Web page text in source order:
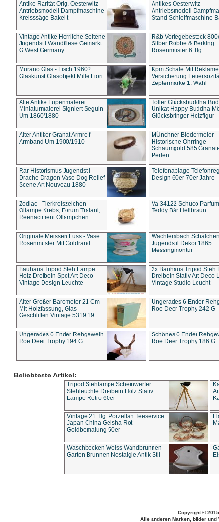
Antike Rarität Orig. Oesterwitz
Antriebsmodell Dampfmaschine
Kreisssäge Bakelit
Antikes Oesterwitz
Antriebsmodell
Stand Schleifmaschine
Vintage Antike Herrliche Seltene
Jugendstil Wandfliese Gemarkt
G West Germany
R&b Vorlegebesteck
Silber Robbe & Berking
Rosenmuster 6 Tlg.
Murano Glas - Fisch 1960?
Glaskunst Glasobjekt Mille Fiori
Kpm Schale Mit Reklame
Versicherung
Zeptermarke 1. Wahl
Alte Antike Lupenmalerei
Miniaturmalerei Signiert Seguin
Um 1860/1880
Toller Glücksbuddha
Unikat Happy Buddha
Glücksbringer Holzfigur
Alter Antiker Granat Armreif
Armband Um 1900/1910
MÜnchner Biedermeier
Historische Ohrringe
Schaumgold 585
Perlen
Rar Historismus Jugendstil
Drache Dragon Vase Dog Relief
Scene Art Nouveau 1880
Telefonablage
Design 60er 70er Jahre
Zodiac - Tierkreiszeichen
Öllampe Krebs, Forum Traiani,
Reenactment Öllämpchen
Va 34122 Schuco
Teddy Bär Hellbraun
Originale Meissen Fuss - Vase
Rosenmuster Mit Goldrand
Wächtersbach Schälchen
Jugendstil Dekor 1865
Messingmontur
Bauhaus Tripod Steh Lampe
Holz Dreibein Spot Art Deco
Vintage Design Leuchte
2x Bauhaus Tripod Steh
Dreibein Stativ Art Deco
Vintage Studio Leucht
Alter Großer Barometer 21 Cm
Mit Holzfassung, Glas
Geschliffen Vintage 5319 19
Ungerades 6 Ender
Roe Deer Trophy 242 G
Ungerades 6 Ender Rehgeweih
Roe Deer Trophy 194 G
Schönes 6 Ender
Roe Deer Trophy 186 G
Beliebteste Artikel:
Tripod Stehlampe Scheinwerfer
Stehleuchte Dreibein Holz Stativ
Lampe Retro 60er
Vintage 21 Tlg. Porzellan Teeservice
Japan China Geisha Rot
Goldbemalung 50er
Waschbecken Weiss Wandbrunnen
Garten Brunnen Nostalgie Antik Stil
Copyright ©
Alle anderen Marken, bilder und